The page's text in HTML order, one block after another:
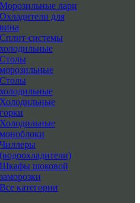
Морозильные лари
Охладители для
вина
Сплит-системы
холодильные
Столы
морозильные
Столы
холодильные
Холодильные
горки
Холодильные
моноблоки
Чиллеры
(водоохладители)
Шкафы шоковой
заморозки
Все категории